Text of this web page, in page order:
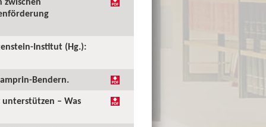
Institut (Hg.):
Bendern.
– Was